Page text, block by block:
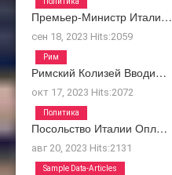
Премьер-Министр Итали…
сен 18, 2023 Hits:2059
Римский Колизей Вводи…
окт 17, 2023 Hits:2072
Рим
Посольство Италии Опл…
авг 20, 2023 Hits:2131
Политика
Sample Data-Articles